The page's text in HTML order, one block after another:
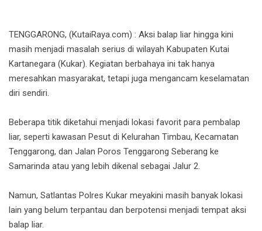
TENGGARONG, (KutaiRaya.com) : Aksi balap liar hingga kini
masih menjadi masalah serius di wilayah Kabupaten Kutai
Kartanegara (Kukar). Kegiatan berbahaya ini tak hanya
meresahkan masyarakat, tetapi juga mengancam keselamatan
diri sendiri.
Beberapa titik diketahui menjadi lokasi favorit para pembalap
liar, seperti kawasan Pesut di Kelurahan Timbau, Kecamatan
Tenggarong, dan Jalan Poros Tenggarong Seberang ke
Samarinda atau yang lebih dikenal sebagai Jalur 2.
Namun, Satlantas Polres Kukar meyakini masih banyak lokasi
lain yang belum terpantau dan berpotensi menjadi tempat aksi
balap liar.